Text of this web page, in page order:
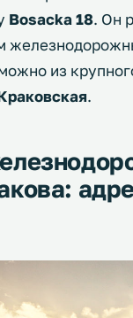
Bosacka 18. Он
из
.